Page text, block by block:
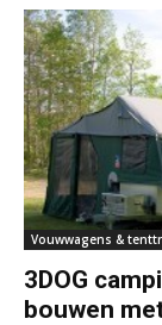
Vouwwagens &
3DOG
bouwen